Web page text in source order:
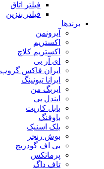
فیلتر اتاق
فیلتر بنزین
برندها
آیرونمن
اکستریم
اکستریم کلاچ
ای آر بی
ایران فاکس گروپ
ایرانا تیونینگ
ایربگ من
ایندل بی
بابل کارپت
باوفنگ
بلک اسنیک
بوش رنجر
بی اف گودریچ
پرماتکس
تاف داگ